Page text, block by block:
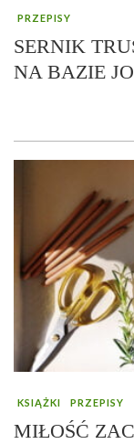
PRZEPISY
SERNIK
NA BAZIE
KSIĄŻKI PRZEPISY
MIŁOŚĆ